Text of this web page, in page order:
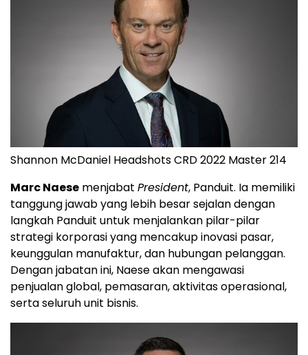
Shannon McDaniel Headshots CRD 2022 Master 214
Marc Naese menjabat President, Panduit. Ia memiliki
tanggung jawab yang lebih besar sejalan dengan
langkah Panduit untuk menjalankan pilar-pilar
strategi korporasi yang mencakup inovasi pasar,
keunggulan manufaktur, dan hubungan pelanggan.
Dengan jabatan ini, Naese akan mengawasi
penjualan global, pemasaran, aktivitas operasional,
serta seluruh unit bisnis.